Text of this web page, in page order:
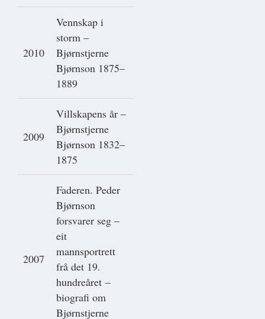
2010
Vennskap i
storm –
Bjørnstjerne
Bjørnson 1875–
1889
2009
Villskapens år –
Bjørnstjerne
Bjørnson 1832–
1875
2007
Faderen. Peder
Bjørnson
forsvarer seg –
eit
mannsportrett
frå det 19.
hundreåret –
biografi om
Bjørnstjerne